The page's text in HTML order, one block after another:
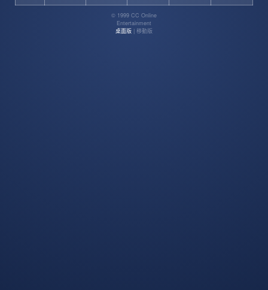
© 1999 CC Online
Entertainment
桌面版 | 移動版